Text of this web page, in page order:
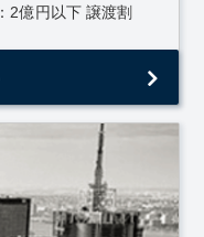
2億円以下 譲渡割